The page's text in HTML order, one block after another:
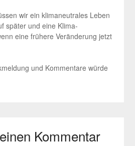
wir ein klimaneutrales Leben
später und eine Klima-
eine frühere Veränderung jetzt
und Kommentare würde
Kommentar